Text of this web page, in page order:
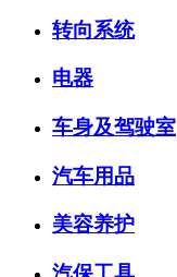
转向系统
电器
车身及驾驶室
汽车用品
美容养护